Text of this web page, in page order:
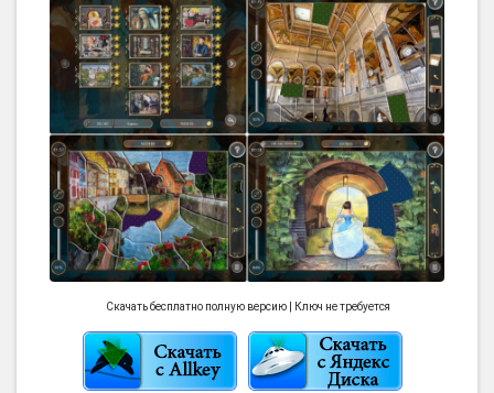
Скачать бесплатно полную версию | Ключ не требуется